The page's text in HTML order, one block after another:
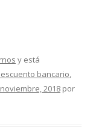
y está
bancario,
2018 por